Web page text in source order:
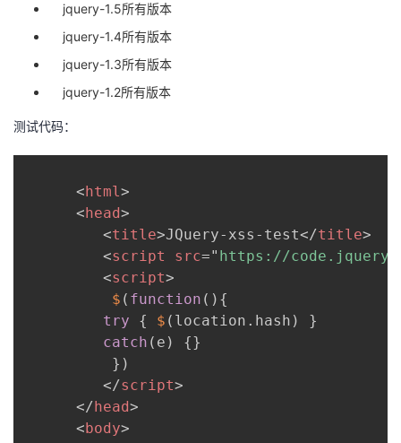
我
博
的
我
Programs
jquery-1.5所有版本
jquery-1.4所有版本
jquery-1.3所有版本
jquery-1.2所有版本
测试代码：
<html>
<head>
<title>JQuery-xss-test</title>
<script src=" https://
<script>
$ ( function ( ) {
try
{ $ ( location . hash )
}
catch ( e ) {}
} )
</script>
</head>
<body>